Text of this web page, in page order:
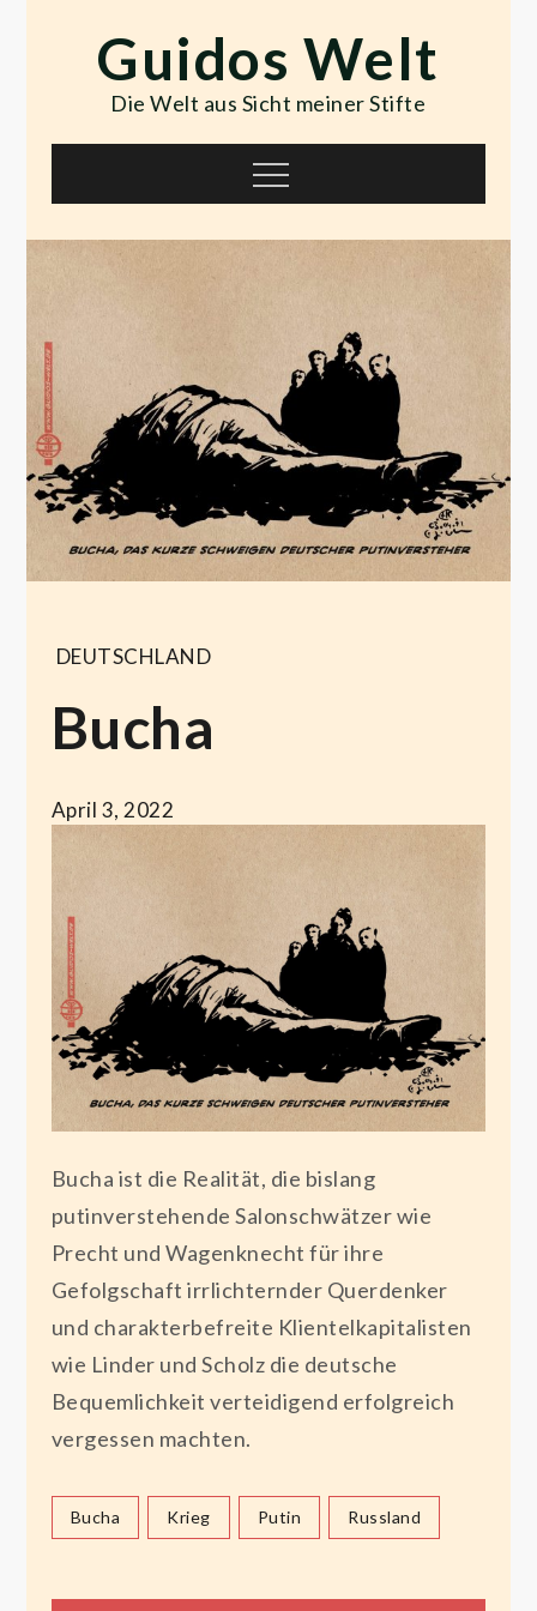
contentGuidos Welt
Die Welt aus Sicht meiner Stifte
Menu
DEUTSCHLAND
Bucha
April 3, 2022
Bucha ist die Realität, die bislang
putinverstehende Salonschwätzer wie
Precht und Wagenknecht für ihre
Gefolgschaft irrlichternder Querdenker
und charakterbefreite Klientelkapitalisten
wie Linder und Scholz die deutsche
Bequemlichkeit verteidigend erfolgreich
vergessen machten.
Bucha Krieg Putin Russland